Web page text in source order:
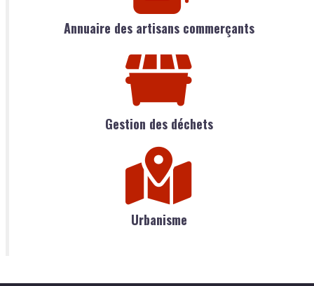
Annuaire des artisans commerçants
Gestion des déchets
Urbanisme